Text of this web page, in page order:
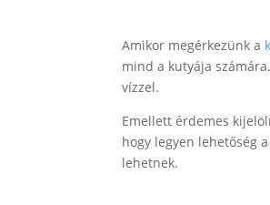
Amikor megérkezünk a
mind a kutyája
vízzel.
Emellett érdemes
hogy legyen lehetőség
lehetnek.